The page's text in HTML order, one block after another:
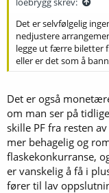
Det er selvfølgelig
nedjustere
legge ut færre biletter
eller er det som å
Det er også
om man ser på
skille PF fra resten
mer behagelig og
flaskekonkurranse,
er vanskelig å få i
fører til lav